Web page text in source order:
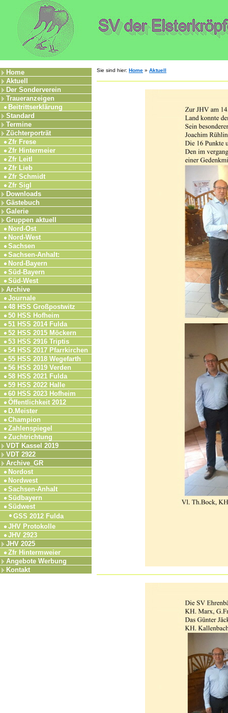
Home
Aktuell
Der Sonderverein
Traueranzeigen
Beitrittserklärung
Standard
Termine
Züchterporträt
Zfr Frese
Zfr Hintermeier
Zfr Leitl
Zfr Lieb
Zfr Schmidt
Zfr Sigl
Downloads
Gästebuch
Galerie
Gruppen aktuell
Nord-Ost
Nord-West
Sachsen
Sachsen-Anhalt:
Nord-Bayern
Süd-Bayern
Süd-West
Archive
Journale
48 HSS Großpostwitz
50 HSS Hofheim
51 HSS 2014 Fulda
52 HSS 2015 Möckern
53 HSS 2916 Triptis
54 HSS 2017 Pfarrkirchen
55 HSS 2018 Wegefarth
56 HSS 2019 Verden
58 HSS 2021 Fulda
59 HSS 2022 Halle
60 HSS 2023 Hofheim
Öffentlichkeit 2012
D.Meister
Champion
Zahlenspiegel
Zuchtrichtung
VDT Kassel 2019
VDT 2922
Archive_GR
Nordost
Nordwest
Sachsen-Anhalt
Südbayern
Südwest
GSS 2012 Fulda
JHV Protokolle
JHV 2923
JHV 2025
Zfr Hintermweier
Angebote Werbung
Kontakt
Sie sind hier: Home » Aktuell